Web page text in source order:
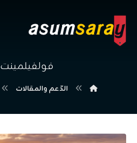
فولفيلمينت
الدّعم والمقالات